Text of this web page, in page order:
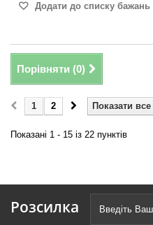
Додати до списку бажань
Порівняти (0)
Показати все
1 2
Показані 1 - 15 із 22 пунктів
Розсилка